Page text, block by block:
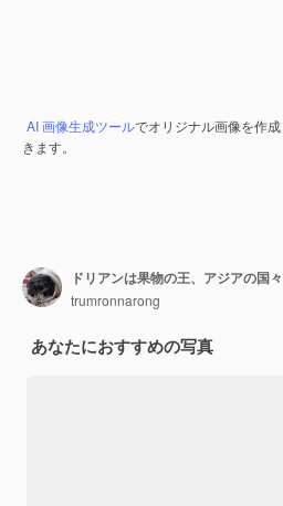
AI 画像生成ツールでオリジナル画像を作成
きます。
ドリアンは果物の王、アジアの国
trumronnarong
あなたにおすすめの写真